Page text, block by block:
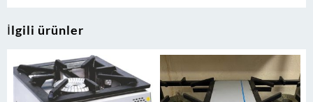
İlgili ürünler